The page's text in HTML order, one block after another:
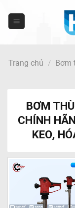
qua
nội
Trang chủ / Bơm
BƠM
CHÍNH
KEO,